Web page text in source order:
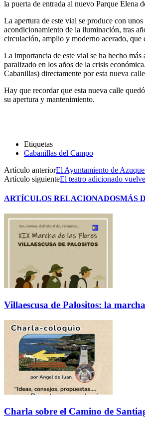
la puerta de entrada al nuevo Parque Elena
La apertura de este vial se produce con
acondicionamiento de la iluminación, tras
circulación, amplio y moderno acerado, que
La importancia de este vial se ha hecho
paralizado en los años de la crisis
Cabanillas) directamente por esta nueva
Hay que recordar que esta nueva calle
su apertura y mantenimiento.
Etiquetas
Cabanillas del Campo
Artículo anteriorEl Ayuntamiento de
Artículo siguienteEl teatro adicionado
ARTÍCULOS RELACIONADOSMÁS
Villaescusa de Palositos: la
Charla sobre el Camino de